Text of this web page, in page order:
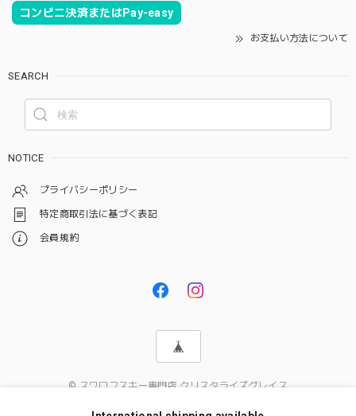
コンビニ決済またはPay-easy
お支払い方法について
SEARCH
NOTICE
プライバシーポリシー
特定商取引法に基づく表記
会員規約
© スワロフスキー専門店 クリスタライズグレイス